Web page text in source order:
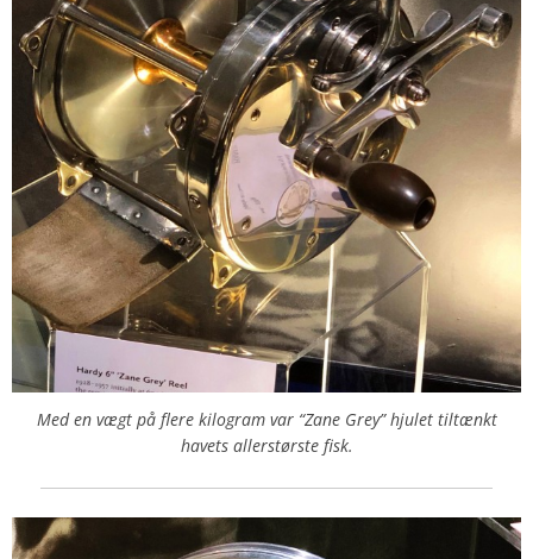
Med en vægt på flere kilogram var “Zane Grey” hjulet tiltænkt
havets allerstørste fisk.